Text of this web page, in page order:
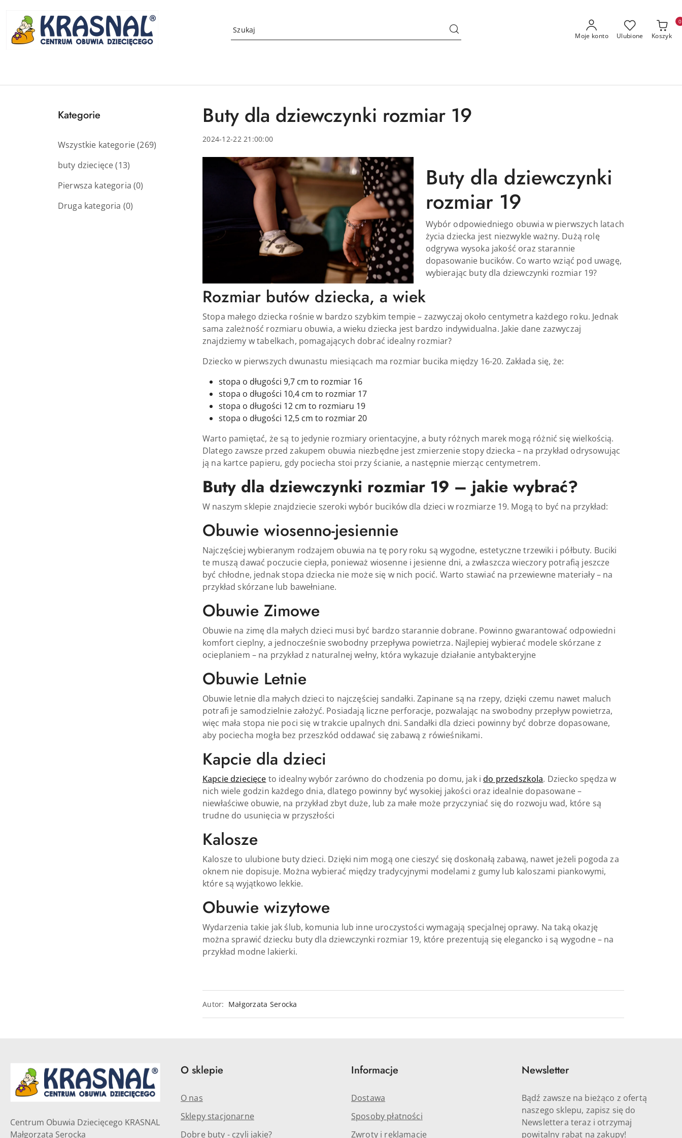
Moje konto Ulubione Koszyk
0
Kategorie
Wszystkie kategorie(269)
buty dziecięce(13)
Pierwsza kategoria(0)
Druga kategoria (0)
Buty dla dziewczynki rozmiar 19
2024-12-22 21:00:00
Buty dla dziewczynki
rozmiar 19
Wybór odpowiedniego obuwia w pierwszych latach
życia dziecka jest niezwykle ważny. Dużą rolę
odgrywa wysoka jakość oraz starannie
dopasowanie bucików. Co warto wziąć pod uwagę,
wybierając buty dla dziewczynki rozmiar 19?
Rozmiar butów dziecka, a wiek
Stopa małego dziecka rośnie w bardzo szybkim tempie – zazwyczaj około centymetra każdego roku. Jednak
sama zależność rozmiaru obuwia, a wieku dziecka jest bardzo indywidualna. Jakie dane zazwyczaj
znajdziemy w tabelkach, pomagających dobrać idealny rozmiar?
Dziecko w pierwszych dwunastu miesiącach ma rozmiar bucika między 16-20. Zakłada się, że:
stopa o długości 9,7 cm to rozmiar 16
stopa o długości 10,4 cm to rozmiar 17
stopa o długości 12 cm to rozmiaru 19
stopa o długości 12,5 cm to rozmiar 20
Warto pamiętać, że są to jedynie rozmiary orientacyjne, a buty różnych marek mogą różnić się wielkością.
Dlatego zawsze przed zakupem obuwia niezbędne jest zmierzenie stopy dziecka – na przykład odrysowując
ją na kartce papieru, gdy pociecha stoi przy ścianie, a następnie mierząc centymetrem.
Buty dla dziewczynki rozmiar 19 – jakie wybrać?
W naszym sklepie znajdziecie szeroki wybór bucików dla dzieci w rozmiarze 19. Mogą to być na przykład:
Obuwie wiosenno-jesiennie
Najczęściej wybieranym rodzajem obuwia na tę pory roku są wygodne, estetyczne trzewiki i półbuty. Buciki
te muszą dawać poczucie ciepła, ponieważ wiosenne i jesienne dni, a zwłaszcza wieczory potrafią jeszcze
być chłodne, jednak stopa dziecka nie może się w nich pocić. Warto stawiać na przewiewne materiały – na
przykład skórzane lub bawełniane.
Obuwie Zimowe
Obuwie na zimę dla małych dzieci musi być bardzo starannie dobrane. Powinno gwarantować odpowiedni
komfort cieplny, a jednocześnie swobodny przepływa powietrza. Najlepiej wybierać modele skórzane z
ocieplaniem – na przykład z naturalnej wełny, która wykazuje działanie antybakteryjne
Obuwie Letnie
Obuwie letnie dla małych dzieci to najczęściej sandałki. Zapinane są na rzepy, dzięki czemu nawet maluch
potrafi je samodzielnie założyć. Posiadają liczne perforacje, pozwalając na swobodny przepływ powietrza,
więc mała stopa nie poci się w trakcie upalnych dni. Sandałki dla dzieci powinny być dobrze dopasowane,
aby pociecha mogła bez przeszkód oddawać się zabawą z rówieśnikami.
Kapcie dla dzieci
Kapcie dziecięce to idealny wybór zarówno do chodzenia po domu, jak i do przedszkola. Dziecko spędza w
nich wiele godzin każdego dnia, dlatego powinny być wysokiej jakości oraz idealnie dopasowane –
niewłaściwe obuwie, na przykład zbyt duże, lub za małe może przyczyniać się do rozwoju wad, które są
trudne do usunięcia w przyszłości
Kalosze
Kalosze to ulubione buty dzieci. Dzięki nim mogą one cieszyć się doskonałą zabawą, nawet jeżeli pogoda za
oknem nie dopisuje. Można wybierać między tradycyjnymi modelami z gumy lub kaloszami piankowymi,
które są wyjątkowo lekkie.
Obuwie wizytowe
Wydarzenia takie jak ślub, komunia lub inne uroczystości wymagają specjalnej oprawy. Na taką okazję
można sprawić dziecku buty dla dziewczynki rozmiar 19, które prezentują się elegancko i są wygodne – na
przykład modne lakierki.
Autor: Małgorzata Serocka
Centrum Obuwia Dziecięcego KRASNAL
Małgorzata Serocka
O sklepie
O nas
Sklepy stacjonarne
Dobre buty - czyli jakie?
Informacje
Dostawa
Sposoby płatności
Zwroty i reklamacje
Newsletter
Bądź zawsze na bieżąco z ofertą
naszego sklepu, zapisz się do
Newslettera teraz i otrzymaj
powitalny rabat na zakupy!